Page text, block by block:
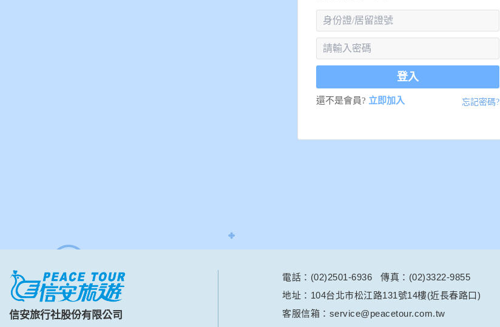
登入
還不是會員? 立即加入 忘記密碼?
信安旅行社股份有限公司
電話：(02)2501-6936
傳真：(02)3322-9855
地址：104台北市松江路131號14樓(近長春路口)
客服信箱：service@peacetour.com.tw